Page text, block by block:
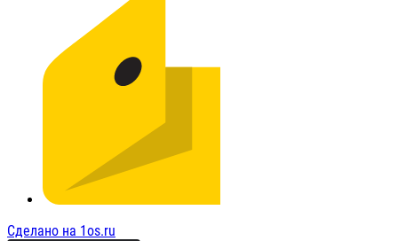
Сделано на 1os.ru